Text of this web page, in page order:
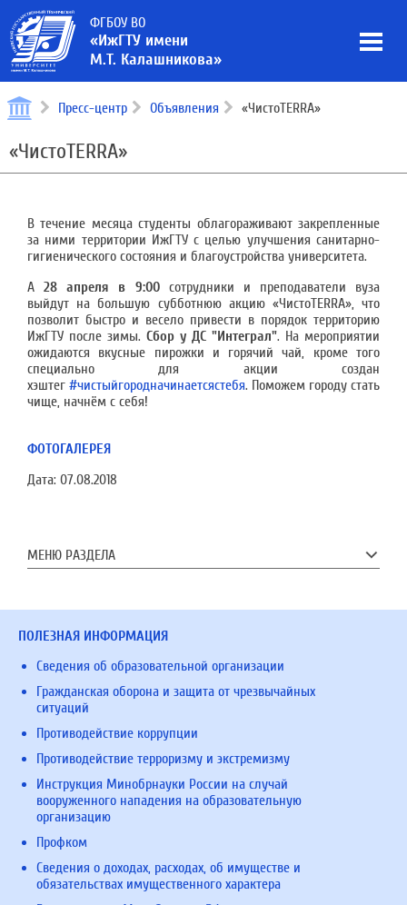
ФГБОУ ВО
«ИжГТУ имени
М.Т. Калашникова»
Пресс-центр Объявления «ЧистоTERRA»
«ЧистоTERRA»
В течение месяца студенты облагораживают закрепленные
за ними территории ИжГТУ с целью улучшения санитарно-
гигиенического состояния и благоустройства университета.
А28 апреля в 9:00сотрудники и преподаватели вуза
выйдут на большую субботнюю акцию «ЧистоTERRA», что
позволит быстро и веcело привести в порядок территорию
ИжГТУ после зимы. Сбор у ДС "Интеграл". На мероприятии
ожидаются вкусные пирожки и горячий чай, кроме того
специально для акции создан
хэштег #чистыйгородначинаетсястебя. Поможем городу стать
чище, начнём с себя!
ФОТОГАЛЕРЕЯ
Дата: 07.08.2018
МЕНЮ РАЗДЕЛА
ПОЛЕЗНАЯ ИНФОРМАЦИЯ
Сведения об образовательной организации
Гражданская оборона и защита от чрезвычайных
ситуаций
Противодействие коррупции
Противодействие терроризму и экстремизму
Инструкция Минобрнауки России на случай
вооруженного нападения на образовательную
организацию
Профком
Сведения о доходах, расходах, об имуществе и
обязательствах имущественного характера